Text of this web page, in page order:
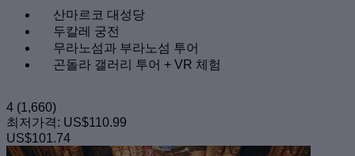
산마르코 대성당
두칼레 궁전
무라노섬과 부라노섬 투어
곤돌라 갤러리 투어 + VR 체험
4 (1,660)
최저가격: US$110.99
US$101.74